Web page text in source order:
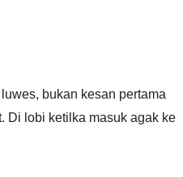
bukan kesan pertama
Di lobi ketilka masuk agak ke